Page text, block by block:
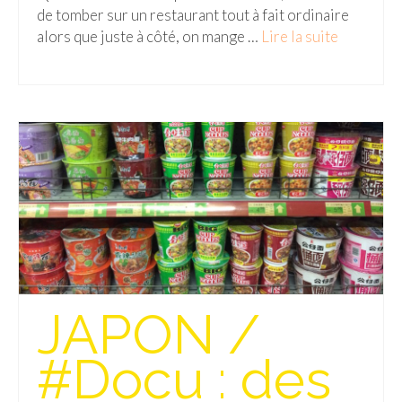
Munich
Portugal
Lisbonne
Royaume-Uni
GUIDES FOOD
ALLEMAGNE
– Berlin
– Munich
de tomber sur un restaurant tout à fait ordinaire
alors que juste à côté, on mange … Lire la suite­­
JAPON /
#Docu : des